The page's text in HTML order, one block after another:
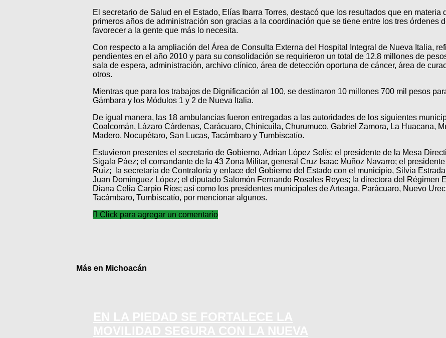
El secretario de Salud en el Estado, Elías Ibarra Torres, destacó que los resultados que en materia
primeros años de administración son gracias a la coordinación que se tiene entre los tres órdenes
favorecer a la gente que más lo necesita.
Con respecto a la ampliación del Área de Consulta Externa del Hospital Integral de Nueva Italia,
pendientes en el año 2010 y para su consolidación se requirieron un total de 12.8 millones de
sala de espera, administración, archivo clínico, área de detección oportuna de cáncer, área de
otros.
Mientras que para los trabajos de Dignificación al 100, se destinaron 10 millones 700 mil pesos
Gámbara y los Módulos 1 y 2 de Nueva Italia.
De igual manera, las 18 ambulancias fueron entregadas a las autoridades de los siguientes
Coalcomán, Lázaro Cárdenas, Carácuaro, Chinicuila, Churumuco, Gabriel Zamora, La Huacana,
Madero, Nocupétaro, San Lucas, Tacámbaro y Tumbiscatío.
Estuvieron presentes el secretario de Gobierno, Adrian López Solís; el presidente de la Mesa
Sigala Páez; el comandante de la 43 Zona Militar, general Cruz Isaac Muñoz Navarro; el
Ruiz; la secretaria de Contraloría y enlace del Gobierno del Estado con el municipio, Silvia
Juan Domínguez López; el diputado Salomón Fernando Rosales Reyes; la directora del Régimen
Diana Celia Carpio Ríos; así como los presidentes municipales de Arteaga, Parácuaro, Nuevo
Tacámbaro, Tumbiscatío, por mencionar algunos.
Click para agregar un comentario
Más en Michoacán